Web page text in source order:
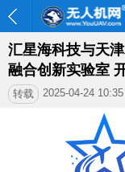
汇星海科技与天
融合创新实验室
转载 2025-04-24 10:35